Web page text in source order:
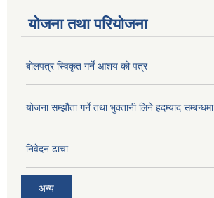
योजना तथा परियोजना
बोलपत्र स्विकृत गर्ने आशय को पत्र
योजना सम्झौता गर्ने तथा भुक्तानी लिने हदम्याद सम्बन्धमा
निवेदन ढाचा
अन्य